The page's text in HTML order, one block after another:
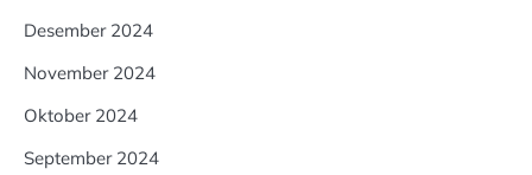
Desember 2024
November 2024
Oktober 2024
September 2024